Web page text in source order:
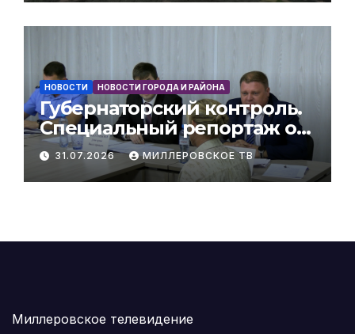
НОВОСТИ НОВОСТИ ГОРОДА И РАЙОНА
Губернаторский контроль.
Специальный репортаж о
рабочей поездке в
Миллеровский район
заместителя губернатора
31.07.2026 МИЛЛЕРОВСКОЕ ТВ
Миллеровское телевидение